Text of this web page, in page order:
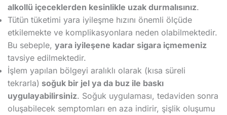
alkollü içeceklerden kesinlikle uzak durmalısınız.
Tütün tüketimi yara iyileşme hızını önemli ölçüde
etkilemekte ve komplikasyonlara neden olabilmektedir.
Bu sebeple, yara iyileşene kadar sigara içmemeniz
tavsiye edilmektedir.
İşlem yapılan bölgeyi aralıklı olarak (kısa süreli
tekrarla) soğuk bir jel ya da buz ile baskı
uygulayabilirsiniz. Soğuk uygulaması, tedaviden sonra
oluşabilecek semptomları en aza indirir, şişlik oluşumu